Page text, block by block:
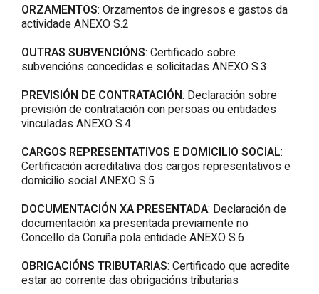
ORZAMENTOS: Orzamentos de ingresos e gastos da
actividade ANEXO S.2
OUTRAS SUBVENCIÓNS: Certificado sobre
subvencións concedidas e solicitadas ANEXO S.3
PREVISIÓN DE CONTRATACIÓN: Declaración sobre
previsión de contratación con persoas ou entidades
vinculadas ANEXO S.4
CARGOS REPRESENTATIVOS E DOMICILIO SOCIAL:
Certificación acreditativa dos cargos representativos e
domicilio social ANEXO S.5
DOCUMENTACIÓN XA PRESENTADA: Declaración de
documentación xa presentada previamente no
Concello da Coruña pola entidade ANEXO S.6
OBRIGACIÓNS TRIBUTARIAS: Certificado que acredite
estar ao corrente das obrigacións tributarias